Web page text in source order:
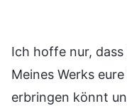
Ich hoffe nur,
Meines Werks
erbringen könnt